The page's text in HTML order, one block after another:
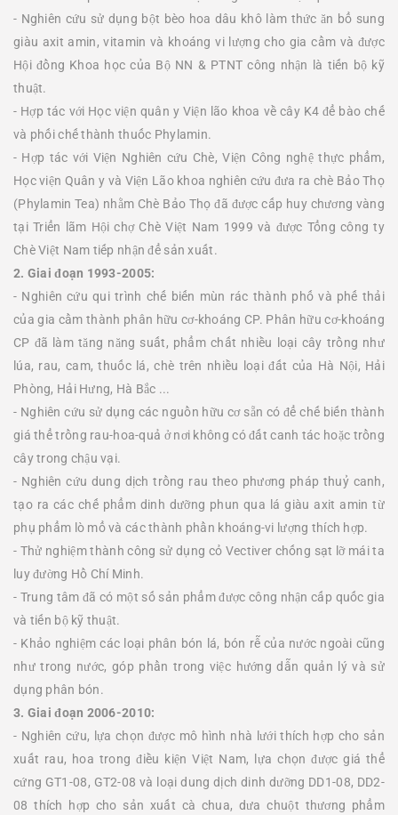
- Nghiên cứu sử dụng bột bèo hoa dâu khô làm thức ăn bổ sung
giàu axit amin, vitamin và khoáng vi lượng cho gia cầm và được
Hội đồng Khoa học của Bộ NN & PTNT công nhận là tiến bộ kỹ
thuật.
- Hợp tác với Học viện quân y Viện lão khoa về cây K4 để bào chế
và phối chế thành thuốc Phylamin.
- Hợp tác với Viện Nghiên cứu Chè, Viện Công nghệ thực phẩm,
Học viện Quân y và Viện Lão khoa nghiên cứu đưa ra chè Bảo Thọ
(Phylamin Tea) nhằm Chè Bảo Thọ đã được cấp huy chương vàng
tại Triển lãm Hội chợ Chè Việt Nam 1999 và được Tổng công ty
Chè Việt Nam tiếp nhận để sản xuất.
2. Giai đoạn 1993-2005:
- Nghiên cứu qui trình chế biến mùn rác thành phố và phế thải
của gia cầm thành phân hữu cơ-khoáng CP. Phân hữu cơ-khoáng
CP đã làm tăng năng suất, phẩm chất nhiều loại cây trồng như
lúa, rau, cam, thuốc lá, chè trên nhiều loại đất của Hà Nội, Hải
Phòng, Hải Hưng, Hà Bắc ...
- Nghiên cứu sử dụng các nguồn hữu cơ sẵn có để chế biến thành
giá thể trồng rau-hoa-quả ở nơi không có đất canh tác hoặc trồng
cây trong chậu vại.
- Nghiên cứu dung dịch trồng rau theo phương pháp thuỷ canh,
tạo ra các chế phẩm dinh dưỡng phun qua lá giàu axit amin từ
phụ phẩm lò mổ và các thành phần khoáng-vi lượng thích hợp.
- Thử nghiệm thành công sử dụng cỏ Vectiver chống sạt lỡ mái ta
luy đường Hồ Chí Minh.
- Trung tâm đã có một số sản phẩm được công nhận cấp quốc gia
và tiến bộ kỹ thuật.
- Khảo nghiệm các loại phân bón lá, bón rễ của nước ngoài cũng
như trong nước, góp phần trong việc hướng dẫn quản lý và sử
dụng phân bón.
3. Giai đoạn 2006-2010:
- Nghiên cứu, lựa chọn được mô hình nhà lưới thích hợp cho sản
xuất rau, hoa trong điều kiện Việt Nam, lựa chọn được giá thể
cứng GT1-08, GT2-08 và loại dung dịch dinh dưỡng DD1-08, DD2-
08 thích hợp cho sản xuất cà chua, dưa chuột thương phẩm